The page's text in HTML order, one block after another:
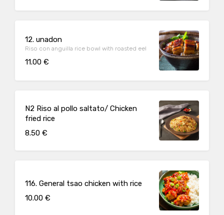
12. unadon
Riso con anguilla rice bowl with roasted eel
11.00 €
N2 Riso al pollo saltato/ Chicken
fried rice
8.50 €
116. General tsao chicken with rice
10.00 €